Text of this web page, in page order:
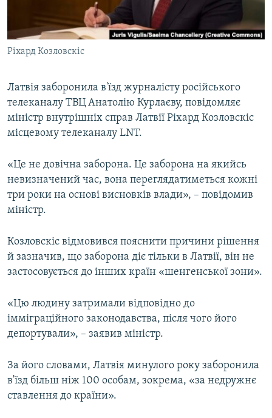
ВІДЕОУРОКИ «ELIFBE»
СВІДЧЕННЯ ОКУПАЦІЇ
УКРАЇНСЬКА ПРОБЛЕМА КРИМУ
Русский
Qırımtatar
Усі сайти RFE/RL
Ріхард Козловскіс
Латвія заборонила в'їзд журналісту російського
телеканалу ТВЦ Анатолію Курлаєву, повідомляє
міністр внутрішніх справ Латвії Ріхард Козловскіс
місцевому телеканалу LNT.
«Це не довічна заборона. Це заборона на якийсь
невизначений час, вона переглядатиметься кожні
три роки на основі висновків влади», – повідомив
міністр.
Козловскіс відмовився пояснити причини рішення
й зазначив, що заборона діє тільки в Латвії, він не
застосовується до інших країн «шенгенської зони».
«Цю людину затримали відповідно до
імміграційного законодавства, після чого його
депортували», – заявив міністр.
За його словами, Латвія минулого року заборонила
в'їзд більш ніж 100 особам, зокрема, «за недружнє
ставлення до країни».